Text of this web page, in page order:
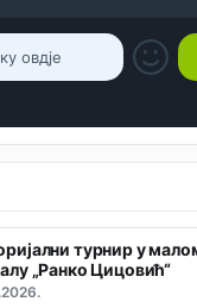
турнир у
„Ранко Цицовић“